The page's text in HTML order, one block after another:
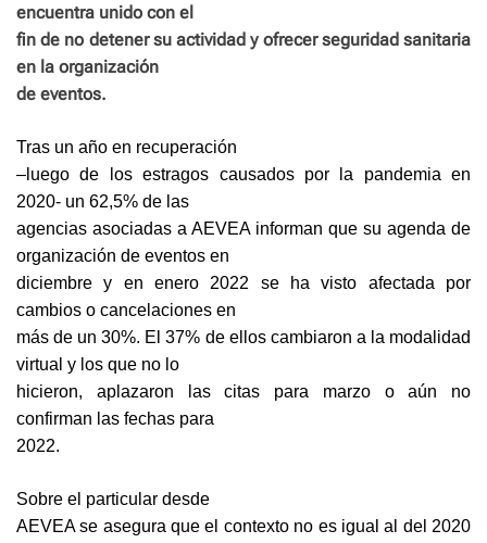
encuentra unido con el
fin de no detener su actividad y ofrecer seguridad sanitaria
en la organización
de eventos.
Tras un año en recuperación
–luego de los estragos causados por la pandemia en
2020- un 62,5% de las
agencias asociadas a AEVEA informan que su agenda de
organización de eventos en
diciembre y en enero 2022 se ha visto afectada por
cambios o cancelaciones en
más de un 30%. El 37% de ellos cambiaron a la modalidad
virtual y los que no lo
hicieron, aplazaron las citas para marzo o aún no
confirman las fechas para
2022.
Sobre el particular desde
AEVEA se asegura que el contexto no es igual al del 2020